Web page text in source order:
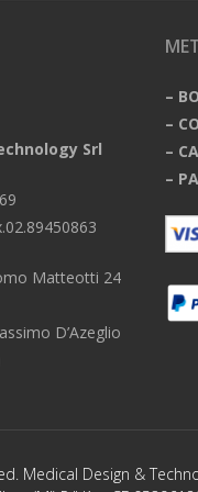
Srl
Matteotti 24
D’Azeglio
–
–
–
–
Medical Design &